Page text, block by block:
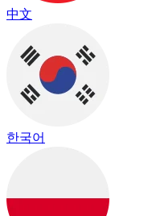
中文
한국어